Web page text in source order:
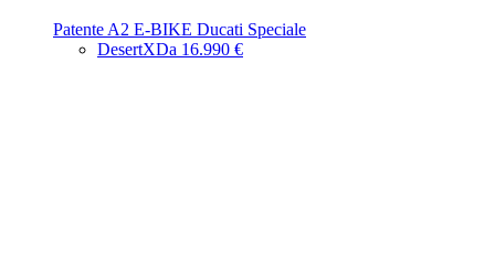
Patente A2 E-BIKE Ducati Speciale
DesertXDa 16.990 €